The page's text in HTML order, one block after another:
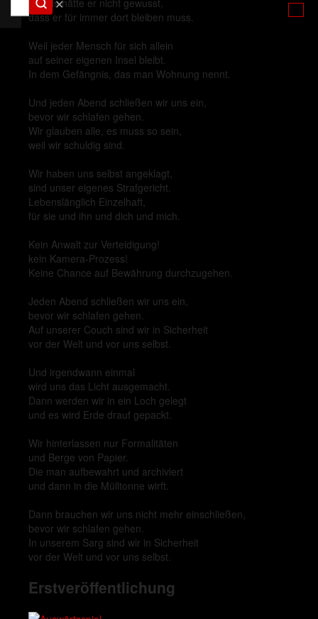
✕
So, als hätte er nicht gewusst,
dass er für immer dort bleiben muss.
Weil jeder Mensch für sich allein
auf seiner eigenen Insel bleibt.
In dem Gefängnis, das man Wohnung nennt.
Und jeden Abend schließen wir uns ein,
bevor wir schlafen gehen.
Wir glauben alle, es muss so sein,
weil wir schuldig sind.
Wir haben uns selbst angeklagt,
sind unser eigenes Strafgericht.
Lebenslänglich Einzelhaft,
für sie und ihn und dich und mich.
Kein Anwalt zur Verteidigung!
kein Kamera-Prozess!
Keine Chance auf Bewährung durchzugehen.
Jeden Abend schließen wir uns ein,
bevor wir schlafen gehen.
Auf unserer Couch sind wir in Sicherheit
vor der Welt und vor uns selbst.
Und irgendwann einmal
wird uns das Licht ausgemacht.
Dann werden wir in ein Loch gelegt
und es wird Erde drauf gepackt.
Wir hinterlassen nur Formalitäten
und Berge von Papier.
Die man aufbewahrt und archiviert
und dann in die Mülltonne wirft.
Dann brauchen wir uns nicht mehr einschließen,
bevor wir schlafen gehen.
In unserem Sarg sind wir in Sicherheit
vor der Welt und vor uns selbst.
Erstveröffentlichung